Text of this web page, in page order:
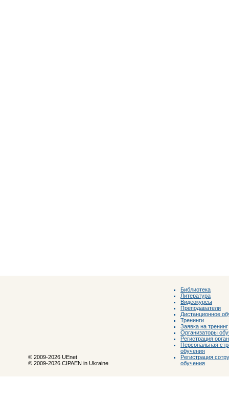
© 2009-2026 UEnet
© 2009-2026 CIPAEN in Ukraine
Библиотека
Литература
Видеокурсы
Преподаватели
Дистанционное
Тренинги
Заявка на тренинг
Организаторы
Регистрация
Персональная
обучения
Регистрация
обучения